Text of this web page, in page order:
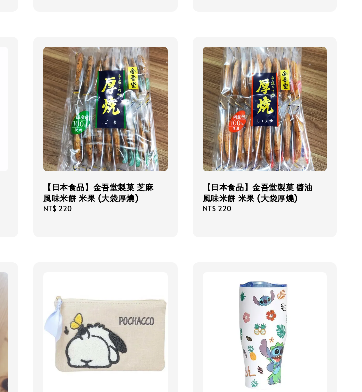
【日本食品】金吾堂製菓 芝麻
風味米餅 米果 (大袋厚燒)
Regular
NT$ 220
【日本食品】金吾堂製菓 醬油
風味米餅 米果 (大袋厚燒)
Regular
NT$ 220